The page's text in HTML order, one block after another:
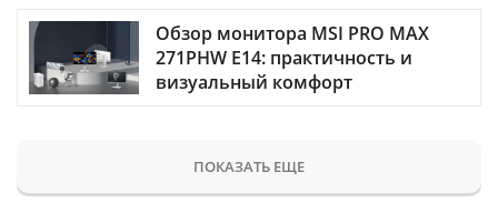
Обзор монитора MSI PRO MAX
271PHW E14: практичность и
визуальный комфорт
ПОКАЗАТЬ ЕЩЕ